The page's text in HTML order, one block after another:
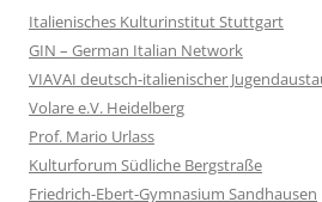
Italienisches Kulturinstitut Stuttgart
GIN – German Italian Network
VIAVAI deutsch-italienischer
Volare e.V. Heidelberg
Prof. Mario Urlass
Kulturforum Südliche Bergstraße
Friedrich-Ebert-Gymnasium Sandhausen